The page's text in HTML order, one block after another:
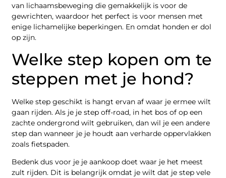
van lichaamsbeweging die gemakkelijk is voor de
gewrichten, waardoor het perfect is voor mensen met
enige lichamelijke beperkingen. En omdat honden er dol
op zijn.
Welke step kopen om te
steppen met je hond?
Welke step geschikt is hangt ervan af waar je ermee wilt
gaan rijden. Als je je step off-road, in het bos of op een
zachte ondergrond wilt gebruiken, dan wil je een andere
step dan wanneer je je houdt aan verharde oppervlakken
zoals fietspaden.
Bedenk dus voor je je aankoop doet waar je het meest
zult rijden. Dit is belangrijk omdat je wilt dat je step vele